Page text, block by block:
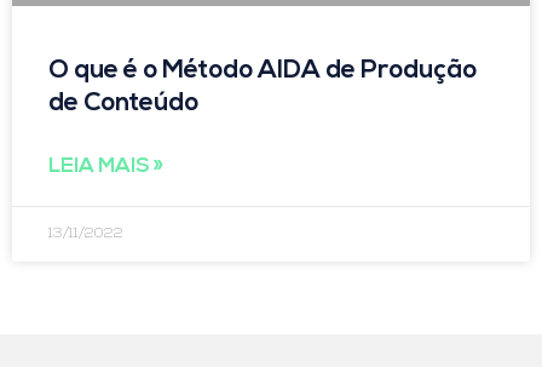
O que é o Método AIDA de Produção
de Conteúdo
LEIA MAIS »
13/11/2022